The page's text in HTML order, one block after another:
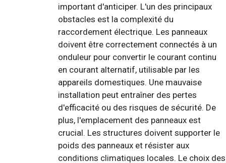
important d'anticiper. L'un des principaux
obstacles est la complexité du
raccordement électrique. Les panneaux
doivent être correctement connectés à un
onduleur pour convertir le courant continu
en courant alternatif, utilisable par les
appareils domestiques. Une mauvaise
installation peut entraîner des pertes
d'efficacité ou des risques de sécurité. De
plus, l'emplacement des panneaux est
crucial. Les structures doivent supporter le
poids des panneaux et résister aux
conditions climatiques locales. Le choix des